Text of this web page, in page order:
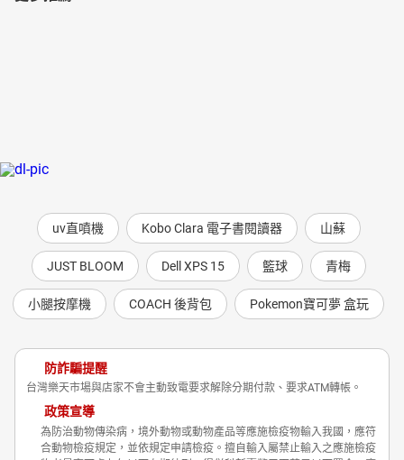
uv直噴機 Kobo Clara 電子書閱讀器 山蘇
JUST BLOOM Dell XPS 15 籃球 青梅
小腿按摩機 COACH 後背包 Pokemon寶可夢 盒玩
防詐騙提醒
台灣樂天市場與店家不會主動致電要求解除分期付款、要求ATM轉帳。
政策宣導
為防治動物傳染病，境外動物或動物產品等應施檢疫物輸入我國，應符
合動物檢疫規定，並依規定申請檢疫。擅自輸入屬禁止輸入之應施檢疫